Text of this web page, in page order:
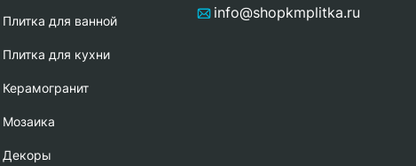
Плитка для ванной
Плитка для кухни
Керамогранит
Мозаика
Декоры
info@shopkmplitka.ru